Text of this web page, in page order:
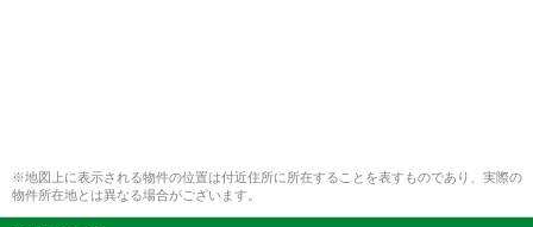
※地図上に表示される物件の位置は付近住所に所在することを表すものであり、実際の
物件所在地とは異なる場合がございます。